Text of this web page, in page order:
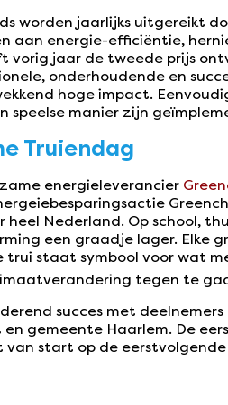
worden jaarlijks uitgereikt
aan energie-efficiëntie,
vorig jaar de tweede prijs
onderhoudende en
hoge impact.
manier zijn
Truiendag
energieleverancier
Nederland. Op school,
een graadje lager. Elke
trui staat symbool voor wat
tegen te
succes met
en gemeente Haarlem. De
van start op de